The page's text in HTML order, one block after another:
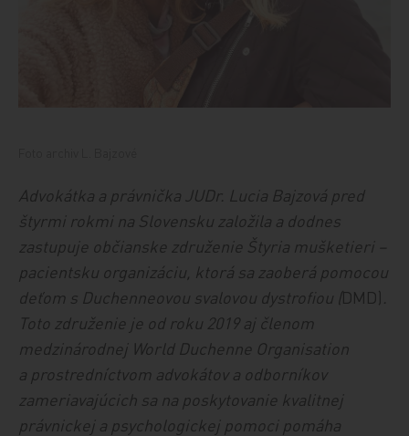
Advokátka a právnička JUDr. Lucia Bajzová pred
štyrmi rokmi na Slovensku založila a dodnes
zastupuje občianske združenie Štyria mušketieri –
pacientsku organizáciu, ktorá sa zaoberá pomocou
deťom s Duchenneovou svalovou dystrofiou (DMD)
Toto združenie je od roku 2019 aj členom
medzinárodnej World Duchenne Organisation
a prostredníctvom advokátov a odborníkov
zameriavajúcich sa na poskytovanie kvalitnej
právnickej a psychologickej pomoci pomáha